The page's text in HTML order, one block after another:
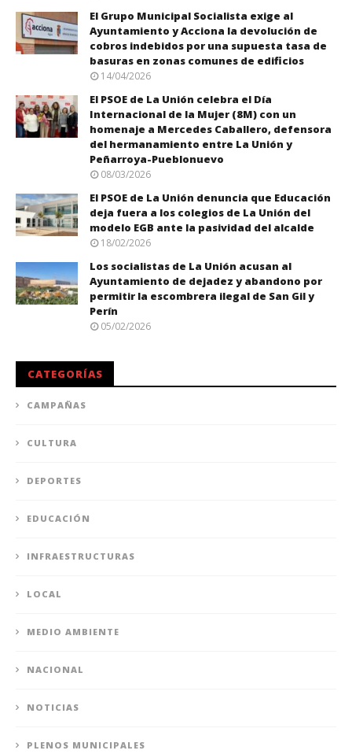
El Grupo Municipal Socialista exige al
Ayuntamiento y Acciona la devolución de
cobros indebidos por una supuesta tasa de
basuras en zonas comunes de edificios
14/04/2026
El PSOE de La Unión celebra el Día
Internacional de la Mujer (8M) con un
homenaje a Mercedes Caballero, defensora
del hermanamiento entre La Unión y
Peñarroya-Pueblonuevo
08/03/2026
El PSOE de La Unión denuncia que Educación
deja fuera a los colegios de La Unión del
modelo EGB ante la pasividad del alcalde
18/02/2026
Los socialistas de La Unión acusan al
Ayuntamiento de dejadez y abandono por
permitir la escombrera ilegal de San Gil y
Perín
05/02/2026
CATEGORÍAS
CAMPAÑAS
CULTURA
DEPORTES
EDUCACIÓN
INFRAESTRUCTURAS
LOCAL
MEDIO AMBIENTE
NACIONAL
NOTICIAS
PLENOS MUNICIPALES